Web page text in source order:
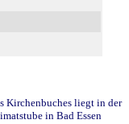
Kirchenbuches liegt in der
in Bad Essen